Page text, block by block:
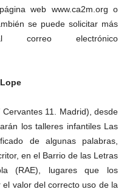
web www.ca2m.org o
se puede solicitar más
correo electrónico
11. Madrid), desde
los talleres infantiles Las
de algunas palabras,
en el Barrio de las Letras
(RAE), lugares que los
valor del correcto uso de la